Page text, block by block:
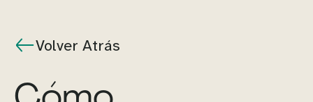
Volver Atrás